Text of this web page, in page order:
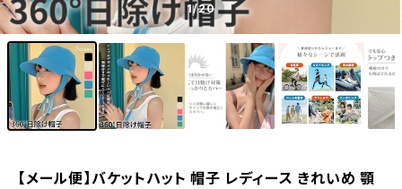
1/20
【メール便】バケットハット 帽子 レディース きれいめ 顎